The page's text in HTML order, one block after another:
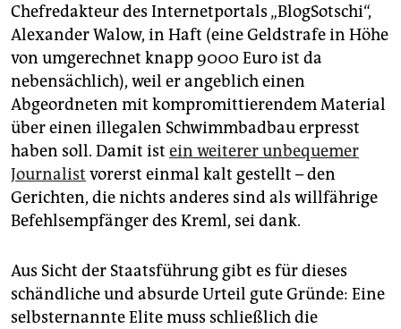
genossenschaft
epaper login
Chefredakteur des Internetportals „BlogSotschi“,
Alexander Walow, in Haft (eine Geldstrafe in Höhe
von umgerechnet knapp 9000 Euro ist da
nebensächlich), weil er angeblich einen
Abgeordneten mit kompromittierendem Material
über einen illegalen Schwimmbadbau erpresst
haben soll. Damit ist ein weiterer unbequemer
Journalist vorerst einmal kalt gestellt – den
Gerichten, die nichts anderes sind als willfährige
Befehlsempfänger des Kreml, sei dank.
Aus Sicht der Staatsführung gibt es für dieses
schändliche und absurde Urteil gute Gründe: Eine
selbsternannte Elite muss schließlich die